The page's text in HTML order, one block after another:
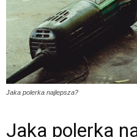
Jaka polerka najlepsza?
Jaka polerka